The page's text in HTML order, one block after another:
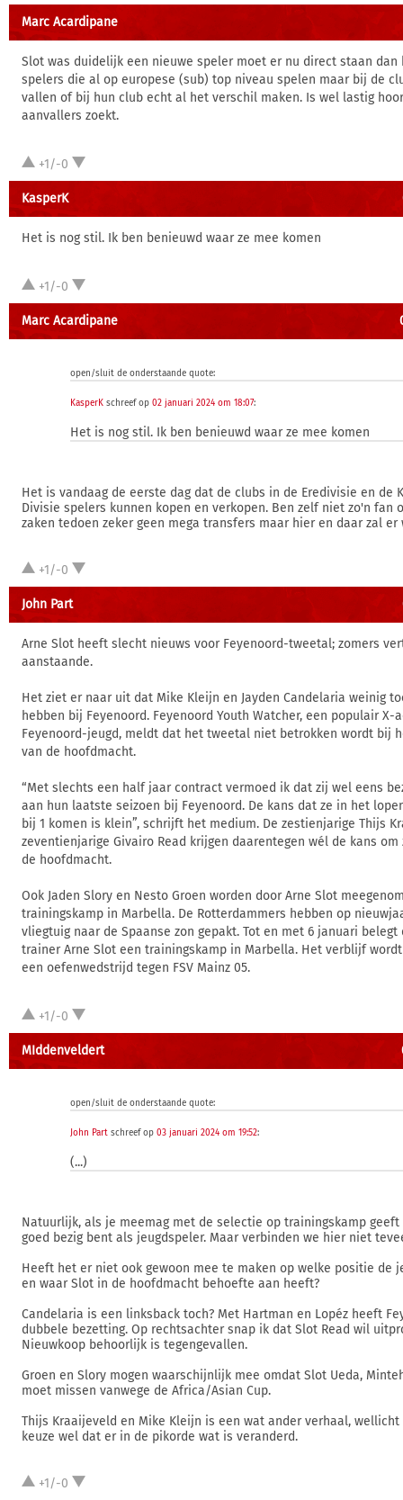
Marc Acardipane
Slot was duidelijk een nieuwe speler moet er nu direct staan
spelers die al op europese (sub) top niveau spelen maar bij de
vallen of bij hun club echt al het verschil maken. Is wel lastig
aanvallers zoekt.
+1/-0
KasperK
Het is nog stil. Ik ben benieuwd waar ze mee komen
+1/-0
Marc Acardipane
open/sluit de onderstaande quote:
KasperK schreef op02 januari 2024 om 18:07:
Het is nog stil. Ik ben benieuwd waar ze mee komen
Het is vandaag de eerste dag dat de clubs in de Eredivisie en de
Divisie spelers kunnen kopen en verkopen. Ben zelf niet zo'n fan
zaken tedoen zeker geen mega transfers maar hier en daar zal er
+1/-0
John Part
Arne Slot heeft slecht nieuws voor Feyenoord-tweetal; zomers
aanstaande.
Het ziet er naar uit dat Mike Kleijn en Jayden Candelaria weinig
hebben bij Feyenoord. Feyenoord Youth Watcher, een populair X-
Feyenoord-jeugd, meldt dat het tweetal niet betrokken wordt bij
van de hoofdmacht.
“Met slechts een half jaar contract vermoed ik dat zij wel eens
aan hun laatste seizoen bij Feyenoord. De kans dat ze in het
bij 1 komen is klein”, schrijft het medium. De zestienjarige Thijs
zeventienjarige Givairo Read krijgen daarentegen wél de kans
de hoofdmacht.
Ook Jaden Slory en Nesto Groen worden door Arne Slot
trainingskamp in Marbella. De Rotterdammers hebben op
vliegtuig naar de Spaanse zon gepakt. Tot en met 6 januari belegt
trainer Arne Slot een trainingskamp in Marbella. Het verblijf
een oefenwedstrijd tegen FSV Mainz 05.
+1/-0
MIddenveldert
open/sluit de onderstaande quote:
John Part schreef op03 januari 2024 om 19:52:
(...)
Natuurlijk, als je meemag met de selectie op trainingskamp
goed bezig bent als jeugdspeler. Maar verbinden we hier niet
Heeft het er niet ook gewoon mee te maken op welke positie de
en waar Slot in de hoofdmacht behoefte aan heeft?
Candelaria is een linksback toch? Met Hartman en Lopéz heeft
dubbele bezetting. Op rechtsachter snap ik dat Slot Read wil
Nieuwkoop behoorlijk is tegengevallen.
Groen en Slory mogen waarschijnlijk mee omdat Slot Ueda,
moet missen vanwege de Africa/Asian Cup.
Thijs Kraaijeveld en Mike Kleijn is een wat ander verhaal,
keuze wel dat er in de pikorde wat is veranderd.
+1/-0